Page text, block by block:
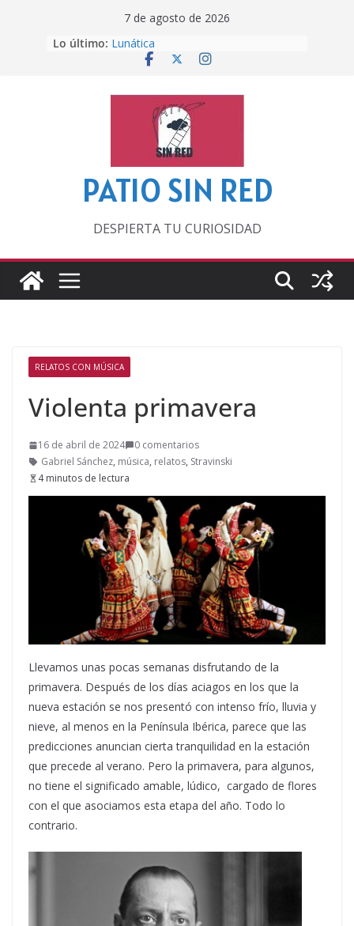
7 de agosto de 2026
Lo último: Lunática
Pero, hasta entonces…
‘La broma infinita’ de recomendar
lecturas veraniegas
Otra del Mundial
PATIO SIN RED
DESPIERTA TU CURIOSIDAD
RELATOS CON MÚSICA
Violenta primavera
16 de abril de 2024
0 comentarios
Gabriel Sánchez, música, relatos, Stravinski
4 minutos de lectura
Llevamos unas pocas semanas disfrutando de la
primavera. Después de los días aciagos en los que la
nueva estación se nos presentó con intenso frío, lluvia y
nieve, al menos en la Península Ibérica, parece que las
predicciones anuncian cierta tranquilidad en la estación
que precede al verano. Pero la primavera, para algunos,
no tiene el significado amable, lúdico, cargado de flores
con el que asociamos esta etapa del año. Todo lo
contrario.